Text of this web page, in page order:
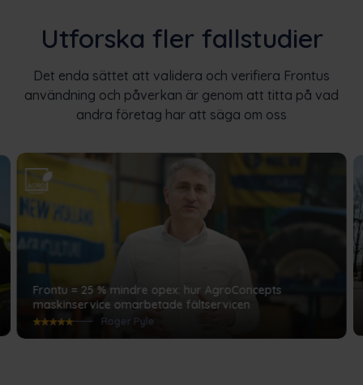
Utforska fler fallstudier
Det enda sättet att validera och verifiera Frontus
användning och påverkan är genom att titta på vad
andra företag har att säga om oss
Frontu = 25 % mindre opex: hur AgroConcepts
maskinservice omarbetade fältservicen
Roger Pyle